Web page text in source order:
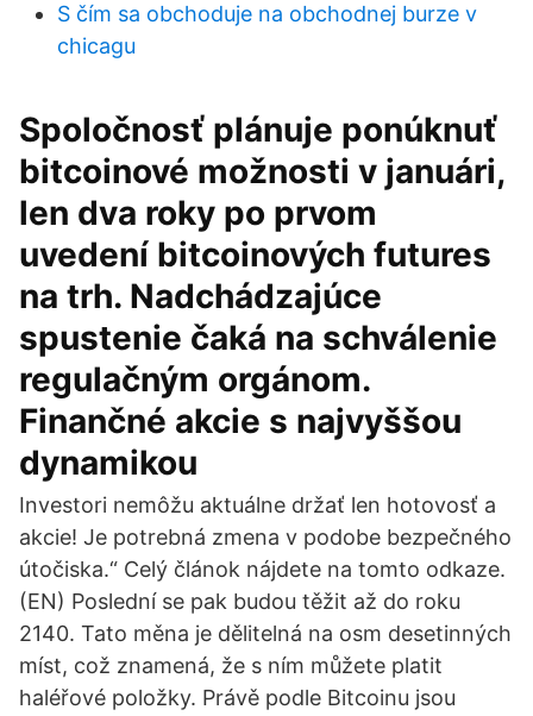
S čím sa obchoduje na obchodnej burze v
chicagu
Spoločnosť plánuje ponúknuť
bitcoinové možnosti v januári,
len dva roky po prvom
uvedení bitcoinových futures
na trh. Nadchádzajúce
spustenie čaká na schválenie
regulačným orgánom.
Finančné akcie s najvyššou
dynamikou
Investori nemôžu aktuálne držať len hotovosť a
akcie! Je potrebná zmena v podobe bezpečného
útočiska.“ Celý článok nájdete na tomto odkaze.
(EN) Poslední se pak budou těžit až do roku
2140. Tato měna je dělitelná na osm desetinných
míst, což znamená, že s ním můžete platit
haléřové položky. Právě podle Bitcoinu jsou